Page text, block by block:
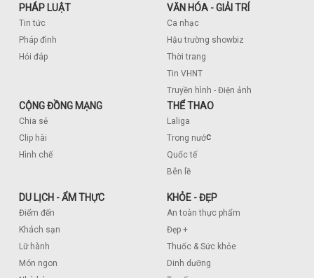
PHÁP LUẬT
Tin tức
Pháp đình
Hỏi đáp
VĂN HÓA - GIẢI TRÍ
Ca nhạc
Hậu trường showbiz
Thời trang
Tin VHNT
Truyền hình - Điện ảnh
CỘNG ĐỒNG MẠNG
Chia sẻ
Clip hài
Hình chế
THỂ THAO
Laliga
Trong nước
Quốc tế
Bên lề
DU LỊCH - ẨM THỰC
Điểm đến
Khách sạn
Lữ hành
Món ngon
KHỎE - ĐẸP
An toàn thực phẩm
Đẹp +
Thuốc & Sức khỏe
Dinh dưỡng